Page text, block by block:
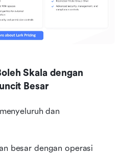
Skala dengan
Besar
dan
besar dengan operasi